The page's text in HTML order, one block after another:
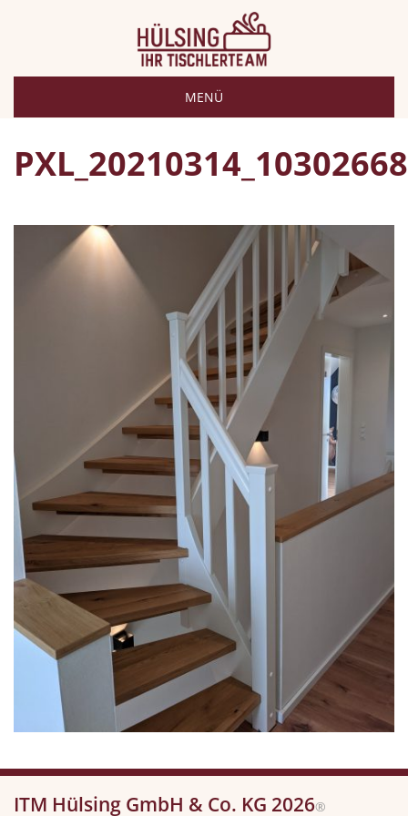
MENÜ
ITM Hülsing GmbH & Co. KG 2026®